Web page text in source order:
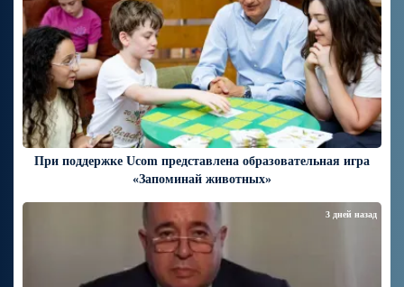
При поддержке Ucom представлена образовательная игра
«Запоминай животных»
3 дней назад